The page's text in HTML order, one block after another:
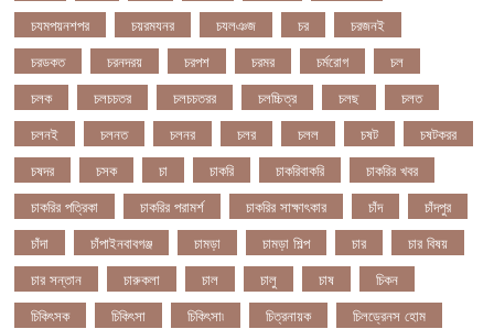
চযমপয়নশপর
চয়রমযনর চযলঞজ চর
চরজনই
চরডকত
চরনদরয় চরপশ চরমর চর্মরোগ
চল
চলক
চলচচতর চলচচতরর চলচ্চিত্র চলছ
চলত
চলনই
চলনত চলনর চলর চলল চষট
চষটকরর
চষদর
চসক চা চাকরি চাকরিবাকরি
চাকরির খবর
চাকরির পত্রিকা
চাকরির পরামর্শ চাকরির সাক্ষাৎকার চাঁদ
চাঁদপুর
চাঁদা
চাঁপাইনবাবগঞ্জ চামড়া চামড়া শিল্প চার
চার বিষয়
চার সন্তান
চারুকলা চাল চালু চাষ
চিকন
চিকিৎসক
চিকিৎসা চিকিৎসা৷ চিত্রনায়ক
চিলড্রেনস হোম